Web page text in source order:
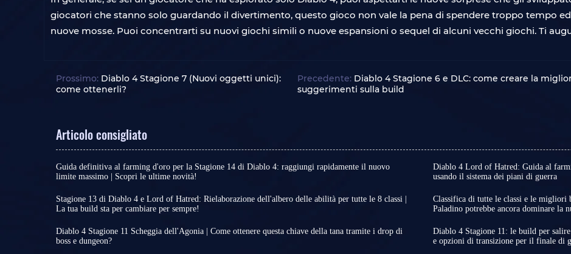
giocatori che stanno solo guardando il divertimento, questo gioco non vale la pena di spendere troppo tempo
nuove mosse. Puoi concentrarti su nuovi giochi simili o nuove espansioni o sequel di alcuni vecchi giochi. Ti
Prossimo: Diablo 4 Stagione 7 (Nuovi oggetti unici):
come ottenerli?
Precedente: Diablo 4 Stagione 6 e DLC: come creare la
suggerimenti sulla build
Articolo consigliato
Guida definitiva al farming d'oro per la Stagione 14 di Diablo 4: raggiungi rapidamente il nuovo
limite massimo | Scopri le ultime novità!
14 di Diablo 4 inizierà il 30 giugno alle 10:00 PT. Inoltre, le nuove meccaniche che
avevano suscitato forti critiche durante il PTR 3.1 sono state ulteriormente
È quindi giunto il momento di lasciarsi alle spalle la stasi delle ultime settimane
e iniziare ufficialmente i preparativi per la Stagione del Risveglio della Morte
Diablo 4 Lord of Hatred: Guida al
usando il sistema dei piani di guerra
l'endgame e, in particolare,
rende ogni attività molto più
Per quanto riguarda il
l'approccio più efficiente resta
Stagione 13 di Diablo 4 e Lord of Hatred: Rielaborazione dell'albero delle abilità per tutte le 8 classi |
La tua build sta per cambiare per sempre!
of Hatred sono stati finalmente rivelati ufficialmente! Non solo nuovi contenuti,
ma anche significative ottimizzazioni a diverse meccaniche di gioco!
Classifica di tutte le classi e le
Paladino potrebbe ancora dominare la
data di uscita della Stagione
inizierà alle 10:00 PDT di
Diablo 4 Stagione 11 Scheggia dell'Agonia | Come ottenere questa chiave della tana tramite i drop di
boss e dungeon?
Diablo 4 Stagione 11: le build per
e opzioni di transizione per il finale di